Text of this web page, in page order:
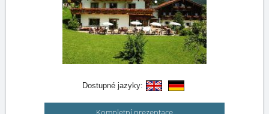
Dostupné jazyky: